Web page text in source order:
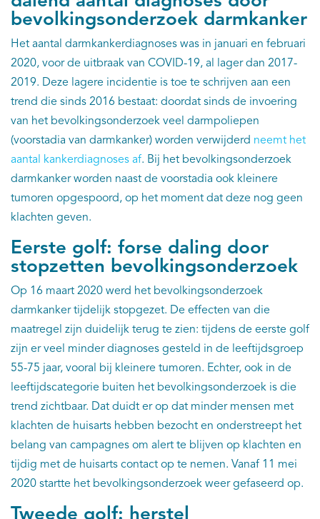
bevolkingsonderzoek darmkanker
Het aantal darmkankerdiagnoses was in januari en februari
2020, voor de uitbraak van COVID-19, al lager dan 2017-
2019. Deze lagere incidentie is toe te schrijven aan een
trend die sinds 2016 bestaat: doordat sinds de invoering
van het bevolkingsonderzoek veel darmpoliepen
(voorstadia van darmkanker) worden verwijderd neemt het
aantal kankerdiagnoses af. Bij het bevolkingsonderzoek
darmkanker worden naast de voorstadia ook kleinere
tumoren opgespoord, op het moment dat deze nog geen
klachten geven.
Eerste golf: forse daling door
stopzetten bevolkingsonderzoek
Op 16 maart 2020 werd het bevolkingsonderzoek
darmkanker tijdelijk stopgezet. De effecten van die
maatregel zijn duidelijk terug te zien: tijdens de eerste golf
zijn er veel minder diagnoses gesteld in de leeftijdsgroep
55-75 jaar, vooral bij kleinere tumoren. Echter, ook in de
leeftijdscategorie buiten het bevolkingsonderzoek is die
trend zichtbaar. Dat duidt er op dat minder mensen met
klachten de huisarts hebben bezocht en onderstreept het
belang van campagnes om alert te blijven op klachten en
tijdig met de huisarts contact op te nemen. Vanaf 11 mei
2020 startte het bevolkingsonderzoek weer gefaseerd op.
Tweede golf: herstel